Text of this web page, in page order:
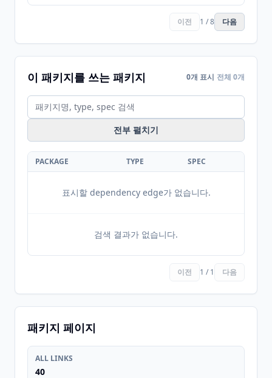
이전 1 / 8 다음
이 패키지를 쓰는 패키지 0개 표시 전체 0개
전부 펼치기
PACKAGE TYPE SPEC
표시할 dependency edge가 없습니다.
검색 결과가 없습니다.
이전 1 / 1 다음
패키지 페이지
ALL LINKS
40